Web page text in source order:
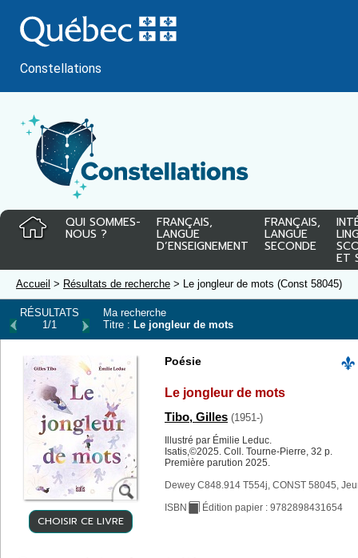
au
contenu
Constellations
QUI SOMMES-
NOUS ?
FRANÇAIS,
LANGUE
D’ENSEIGNEMENT
FRANÇAIS,
LANGUE
SECONDE
ET
Accueil > Résultats de recherche > Le jongleur de mots (Const 58045)
RÉSULTATS
1/1
Ma recherche
Titre : Le jongleur de mots
CHOISIR CE LIVRE
Poésie
Le jongleur de mots
Tibo, Gilles (1951-)
Illustré par Émilie Leduc.
Isatis,©2025. Coll. Tourne-Pierre, 32 p.
Première parution 2025.
Dewey C848.914 T554j, CONST 58045,
ISBN Édition papier : 9782898431654